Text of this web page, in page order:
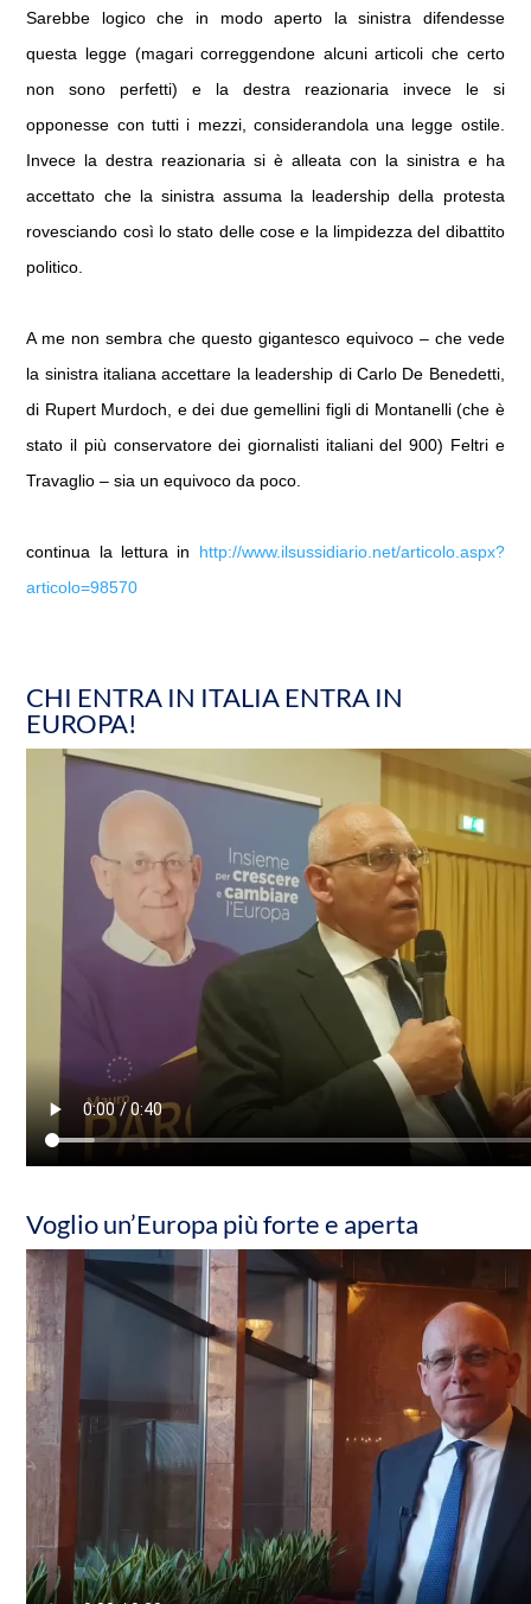
Sarebbe logico che in modo aperto la sinistra difendesse
questa legge (magari correggendone alcuni articoli che certo
non sono perfetti) e la destra reazionaria invece le si
opponesse con tutti i mezzi, considerandola una legge ostile.
Invece la destra reazionaria si è alleata con la sinistra e ha
accettato che la sinistra assuma la leadership della protesta
rovesciando così lo stato delle cose e la limpidezza del dibattito
politico.
A me non sembra che questo gigantesco equivoco – che vede
la sinistra italiana accettare la leadership di Carlo De Benedetti,
di Rupert Murdoch, e dei due gemellini figli di Montanelli (che è
stato il più conservatore dei giornalisti italiani del 900) Feltri e
Travaglio – sia un equivoco da poco.
continua la lettura in http://www.ilsussidiario.net/articolo.aspx?
articolo=98570
CHI ENTRA IN ITALIA ENTRA IN
EUROPA!
Voglio un’Europa più forte e aperta